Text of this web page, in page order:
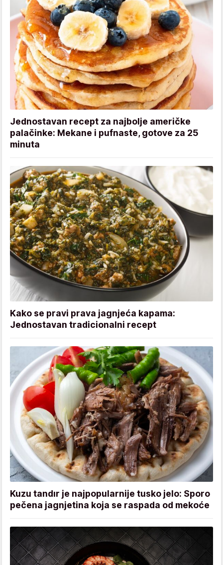
Jednostavan recept za najbolje američke
palačinke: Mekane i pufnaste, gotove za 25
minuta
Kako se pravi prava jagnjeća kapama:
Jednostavan tradicionalni recept
Kuzu tandır je najpopularnije tusko jelo: Sporo
pečena jagnjetina koja se raspada od mekoće